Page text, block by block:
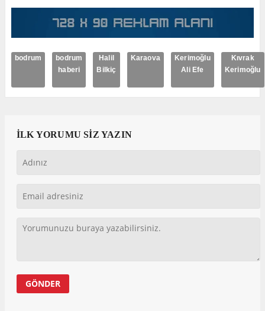
bodrum
bodrum
haberi
Halil
Bilkiç
Karaova
Kerimoğlu
Ali Efe
Kıvrak
Kerimoğlu
İLK YORUMU SİZ YAZIN